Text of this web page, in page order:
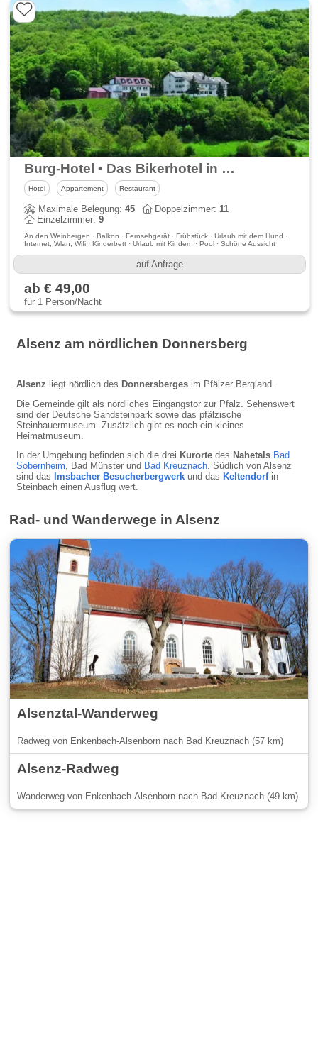
Burg-Hotel • Das Bikerhotel in der Nordpfalz
Hotel Appartement Restaurant
Maximale Belegung:45 Doppelzimmer:11
Einzelzimmer:9
An den Weinbergen · Balkon · Fernsehgerät · Frühstück · Urlaub mit dem Hund ·
Internet, Wlan, Wifi · Kinderbett · Urlaub mit Kindern · Pool · Schöne Aussicht
auf Anfrage
ab € 49,00
für 1 Person/Nacht
Alsenz am nördlichen Donnersberg
Alsenz liegt nördlich des Donnersberges im Pfälzer Bergland.
Die Gemeinde gilt als nördliches Eingangstor zur Pfalz. Sehenswert
sind der Deutsche Sandsteinpark sowie das pfälzische
Steinhauermuseum. Zusätzlich gibt es noch ein kleines
Heimatmuseum.
In der Umgebung befinden sich die drei Kurorte des Nahetals Bad
Sobernheim, Bad Münster und Bad Kreuznach. Südlich von Alsenz
sind das Imsbacher Besucherbergwerk und das Keltendorfin
Steinbach einen Ausflug wert.
Rad- und Wanderwege in Alsenz
Alsenztal-Wanderweg
Radweg von Enkenbach-Alsenborn nach Bad Kreuznach (57 km)
Alsenz-Radweg
Wanderweg von Enkenbach-Alsenborn nach Bad Kreuznach (49 km)